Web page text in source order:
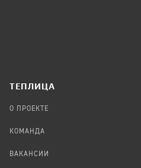
TЕПЛИЦА
О ПРОЕКТЕ
КОМАНДА
ВАКАНСИИ